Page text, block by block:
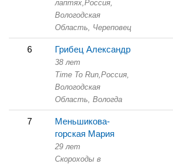
лаптях,Россия,
Вологодская
Область, Череповец
6 Грибец Александр
38 лет
Time To Run,Россия,
Вологодская
Область, Вологда
7
Меньшикова-
горская Мария
29 лет
Скороходы в